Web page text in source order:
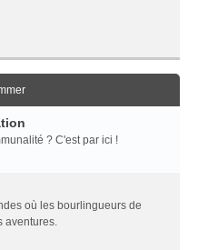
? C'est par ici !
où les bourlingueurs de
aventures.